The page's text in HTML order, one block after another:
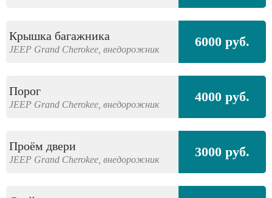
Крышка багажника
JEEP Grand Cherokee, внедорожник 6000 руб.
Порог
JEEP Grand Cherokee, внедорожник 4000 руб.
Проём двери
JEEP Grand Cherokee, внедорожник 3000 руб.